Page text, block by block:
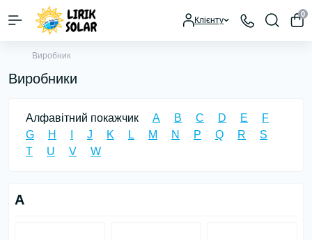
Клієнту
0
Виробник
Виробники
Алфавітний покажчик A B C D E
F
G
H J K L M N P Q R
S
T
U V W
A